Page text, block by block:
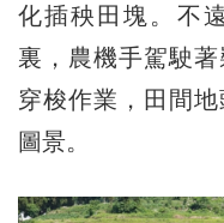
化插秧田塊。不
裏，農機手駕駛
穿梭作業，田間
圖景。